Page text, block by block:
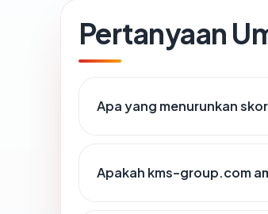
Pertanyaan
Apa yang menurunkan
Apakah kms-group.com